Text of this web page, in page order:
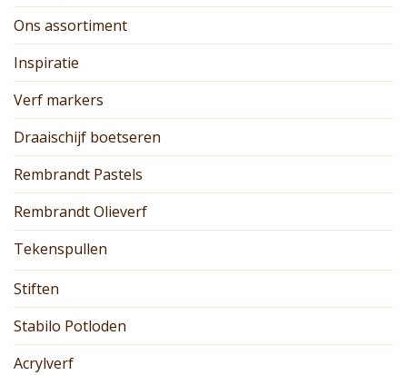
Ons assortiment
Inspiratie
Verf markers
Draaischijf boetseren
Rembrandt Pastels
Rembrandt Olieverf
Tekenspullen
Stiften
Stabilo Potloden
Acrylverf